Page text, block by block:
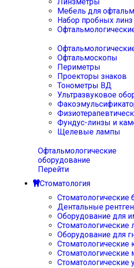
Мебель для
Набор пробных линз
Офтальмоскопы
Периметры
Проекторы знаков
Тонометры ВД
Ультразвуковое
Фундус-линзы и
Щелевые лампы
Офтальмологические
оборудование
Перейти
Стоматология
Стоматологические
Дентальные
Оборудование для
Стоматологические
Оборудование для
Стоматологические
Стоматологические
Стоматологические